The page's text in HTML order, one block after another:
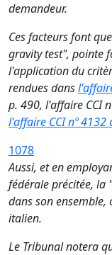
demandeur.
Ces facteurs font
gravity test", pointe
l'application du
rendues dans
p. 490, l'affaire CCI
l'affaire CCI nº 4132
1078
Aussi, et en
fédérale précitée, la
dans son
italien.
Le Tribunal notera